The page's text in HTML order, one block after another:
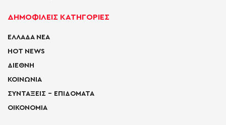
ΔΗΜΟΦΙΛΕΙΣ ΚΑΤΗΓΟΡΙΕΣ
ΕΛΛΑΔΑ ΝΕΑ
HOT NEWS
ΔΙΕΘΝΗ
ΚΟΙΝΩΝΙΑ
ΣΥΝΤΑΞΕΙΣ – ΕΠΙΔΟΜΑΤΑ
ΟΙΚΟΝΟΜΙΑ